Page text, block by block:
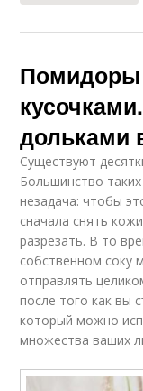
Помидоры
дольками
Существуют
Большинство
незадача: чтобы
сначала снять
разрезать. В то
собственном соку
отправлять
после того как вы
который можно
множества ваших